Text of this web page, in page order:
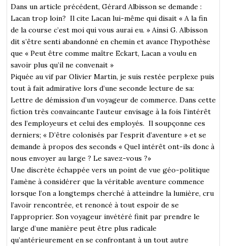
Dans un article précédent, Gérard Albisson se demande :
Lacan trop loin? Il cite Lacan lui-même qui disait « A la fin
de la course c’est moi qui vous aurai eu. » Ainsi G. Albisson
dit s’être senti abandonné en chemin et avance l’hypothèse
que « Peut être comme maître Eckart, Lacan a voulu en
savoir plus qu’il ne convenait »
Piquée au vif par Olivier Martin, je suis restée perplexe puis
tout à fait admirative lors d’une seconde lecture de sa:
Lettre de démission d’un voyageur de commerce. Dans cette
fiction très convaincante l’auteur envisage à la fois l’intérêt
des l’employeurs et celui des employés. Il soupçonne ces
derniers; « D’être colonisés par l’esprit d’aventure » et se
demande à propos des seconds « Quel intérêt ont-ils donc à
nous envoyer au large ? Le savez-vous ?»
Une discrète échappée vers un point de vue géo-politique
l’amène à considérer que la véritable aventure commence
lorsque l’on a longtemps cherché à atteindre la lumière, cru
l’avoir rencontrée, et renoncé à tout espoir de se
l’approprier. Son voyageur invétéré finit par prendre le
large d’une manière peut être plus radicale
qu’antérieurement en se confrontant à un tout autre